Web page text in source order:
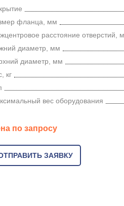
фланца, мм
расстояние отверстий,
диаметр, мм
диаметр, мм
кг
вес оборудования
по запросу
ЗАЯВКУ